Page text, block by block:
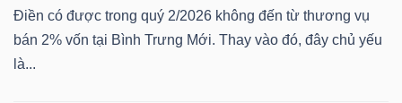
Điền có được trong quý 2/2026 không đến từ thương vụ
bán 2% vốn tại Bình Trưng Mới. Thay vào đó, đây chủ yếu
là...
THÔNG
TIN